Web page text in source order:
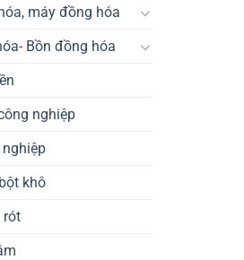
máy đồng hóa
Bồn đồng hóa
nghiệp
khô
rót